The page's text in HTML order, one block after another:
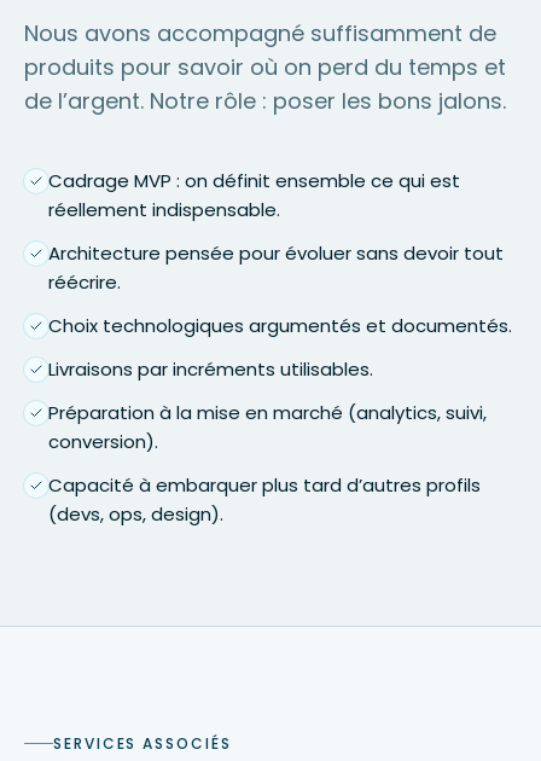
Nous avons accompagné suffisamment de
produits pour savoir où on perd du temps et
de l’argent. Notre rôle : poser les bons jalons.
Cadrage MVP : on définit ensemble ce qui est
réellement indispensable.
Architecture pensée pour évoluer sans devoir tout
réécrire.
Choix technologiques argumentés et documentés.
Livraisons par incréments utilisables.
Préparation à la mise en marché (analytics, suivi,
conversion).
Capacité à embarquer plus tard d’autres profils
(devs, ops, design).
SERVICES ASSOCIÉS